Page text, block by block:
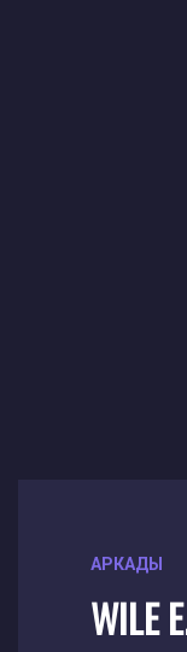
АРКАДЫ
WILE